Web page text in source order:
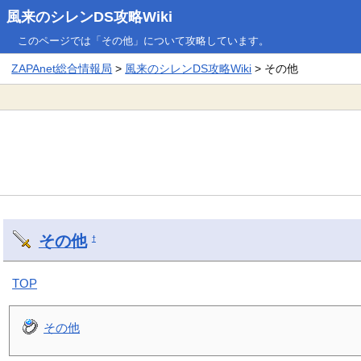
風来のシレンDS攻略Wiki
このページでは「その他」について攻略しています。
ZAPAnet総合情報局 > 風来のシレンDS攻略Wiki > その他
その他 †
TOP
その他